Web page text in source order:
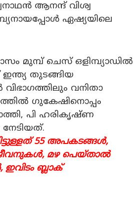
ആനന്ദ് വിശ്വ
ഏഷ്യയിലെ
മുമ്പ് ചെസ് ഒളിമ്പ്യാഡിൽ
തുടങ്ങിയ
വനിതാ
ഗുകേഷിനൊപ്പം
പി ഹരികൃഷ്ണ
55 അപകടങ്ങൾ,
മഴ പെയ്താൽ
ബ്ലാക്